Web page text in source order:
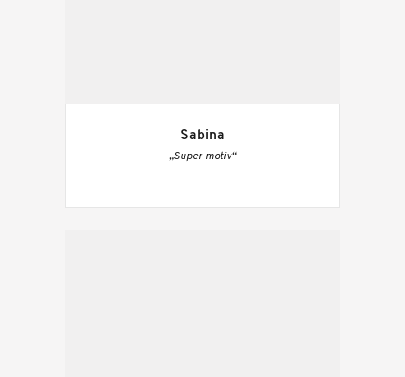
Sabina
„Super motiv“